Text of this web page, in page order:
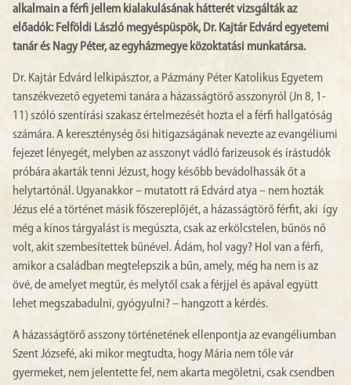
alkalmain a férfi jellem kialakulásának hátterét vizsgálták az
előadók: Felföldi László megyéspüspök, Dr. Kajtár Edvárd egyetemi
tanár és Nagy Péter, az egyházmegye közoktatási munkatársa.
Dr. Kajtár Edvárd lelkipásztor, a Pázmány Péter Katolikus Egyetem
tanszékvezető egyetemi tanára a házasságtörő asszonyról (Jn 8, 1-
11) szóló szentírási szakasz értelmezését hozta el a férfi hallgatóság
számára. A kereszténység ősi hitigazságának nevezte az evangéliumi
fejezet lényegét, melyben az asszonyt vádló farizeusok és írástudók
próbára akarták tenni Jézust, hogy később bevádolhassák őt a
helytartónál. Ugyanakkor – mutatott rá Edvárd atya – nem hozták
Jézus elé a történet másik főszereplőjét, a házasságtörő férfit, aki így
még a kínos tárgyalást is megúszta, csak az erkölcstelen, bűnös nő
volt, akit szembesítettek bűnével. Ádám, hol vagy? Hol van a férfi,
amikor a családban megtelepszik a bűn, amely, még ha nem is az
övé, de amelyet megtűr, és melytől csak a férjjel és apával együtt
lehet megszabadulni, gyógyulni? – hangzott a kérdés.
A házasságtörő asszony történetének ellenpontja az evangéliumban
Szent Józsefé, aki mikor megtudta, hogy Mária nem tőle vár
gyermeket, nem jelentette fel, nem akarta megöletni, csak csendben